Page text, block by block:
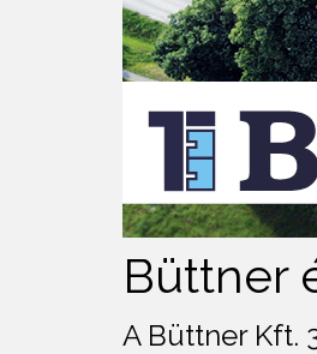
Büttner
A Büttner Kft.